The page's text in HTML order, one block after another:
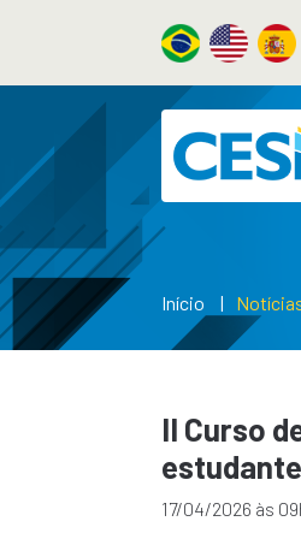
Início
II Curso
17/04/2026 às